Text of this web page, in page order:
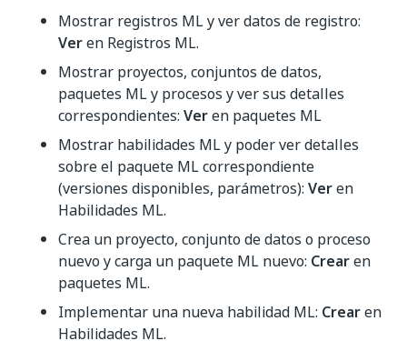
Mostrar registros ML y ver datos de registro:
Veren Registros ML.
Mostrar proyectos, conjuntos de datos,
paquetes ML y procesos y ver sus detalles
correspondientes: Veren paquetes ML
Mostrar habilidades ML y poder ver detalles
sobre el paquete ML correspondiente
(versiones disponibles, parámetros): Veren
Habilidades ML.
Crea un proyecto, conjunto de datos o proceso
nuevo y carga un paquete ML nuevo: Crearen
paquetes ML.
Implementar una nueva habilidad ML: Crearen
Habilidades ML.